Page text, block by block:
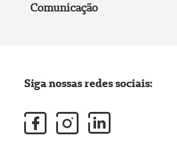
Comunicação
Siga nossas redes sociais: